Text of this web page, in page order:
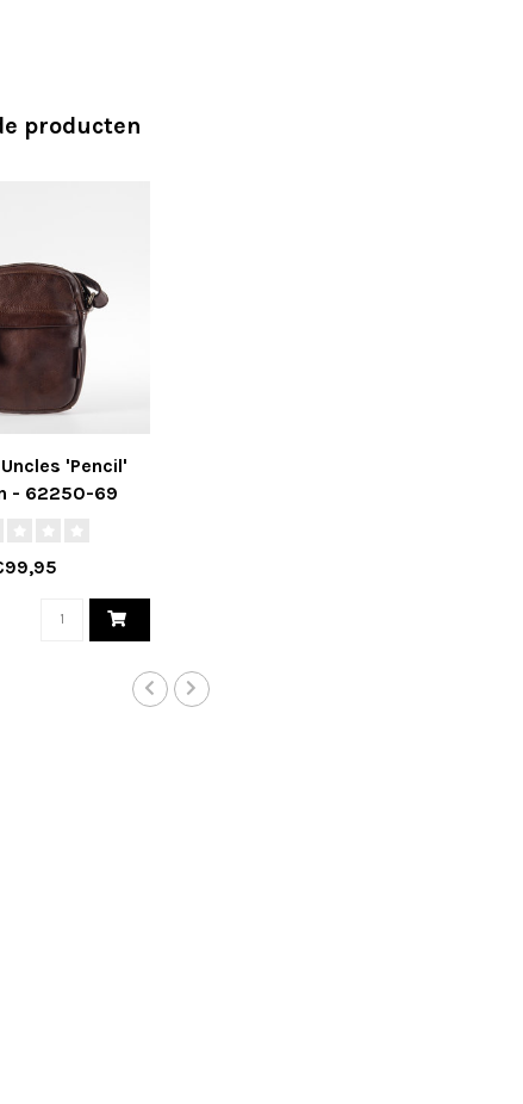
producten
'Pencil'
- 62250-69